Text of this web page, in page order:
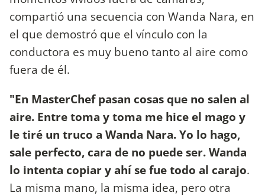
compartió una secuencia con Wanda Nara, en
el que demostró que el vínculo con la
conductora es muy bueno tanto al aire como
fuera de él.
"En MasterChef pasan cosas que no salen al
aire. Entre toma y toma me hice el mago y
le tiré un truco a Wanda Nara. Yo lo hago,
sale perfecto, cara de no puede ser. Wanda
lo intenta copiar y ahí se fue todo al carajo.
La misma mano, la misma idea, pero otra